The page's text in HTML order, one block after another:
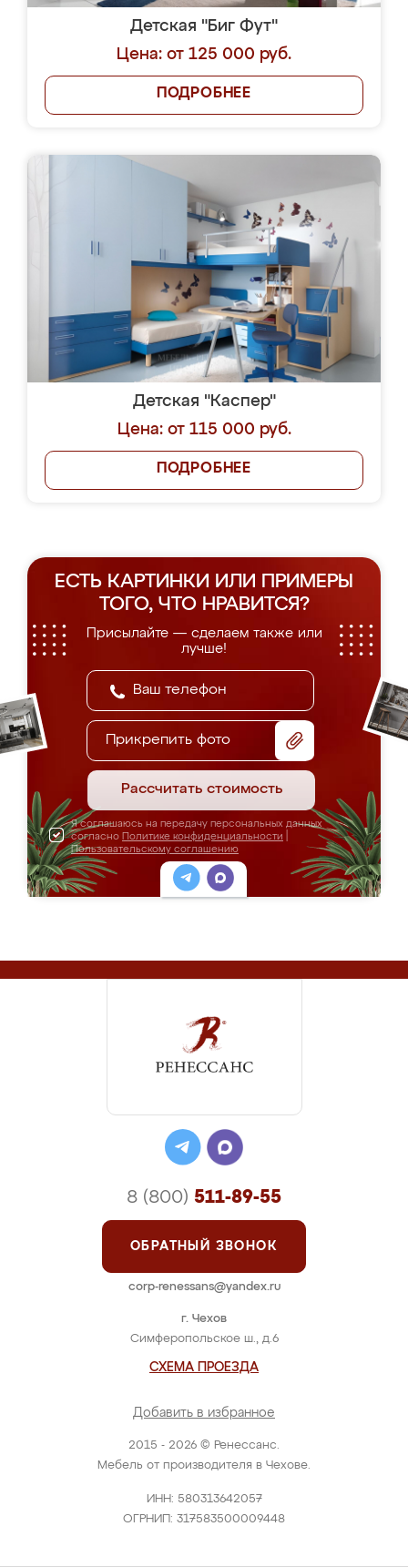
Детская "Мушкетеры"
Цена: от 79 000 руб.
ПОДРОБНЕЕ
Детская "Симба"
Цена: от 73 000 руб.
ПОДРОБНЕЕ
Детская "Гончик"
Цена: от 99 000 руб.
Цена: от 109 000 руб.
ПОДРОБНЕЕ